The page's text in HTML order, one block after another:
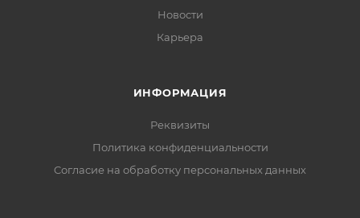
Новости
Карьера
ИНФОРМАЦИЯ
Реквизиты
Политика конфиденциальности
Cогласие на обработку персональных данных